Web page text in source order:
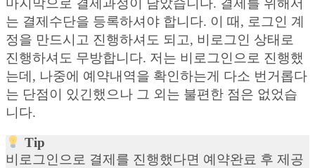
마지막으로 결제과정이 남았습니다. 결제를 위해서
는 결제수단을 등록하셔야 합니다. 이 때, 로그인 계
정을 만드시고 진행하셔도 되고, 비로그인 상태로
진행하셔도 무방합니다. 저는 비로그인으로 진행했
는데, 나중에 예약내역을 확인하는게 다소 번거롭다
는 단점이 있긴했으나 그 외는 불편한 점은 없었습
니다.
Tip
비로그인으로 결제를 진행했다면 예약완료 후 제공